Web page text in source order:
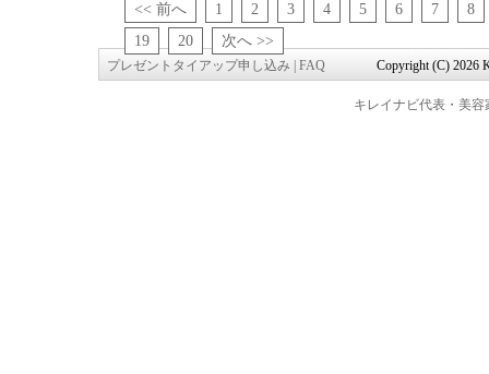
<< 前へ 1 2 3 4 5 6 7
8
19
20 次へ >>
プレゼントタイアップ申し込み FAQ Copyright (C) 2026
キレイナビ代表・美